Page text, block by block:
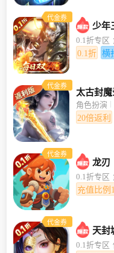
代金券
少年
0.1折专区
0.1折 横
代金券
太古封魔
角色扮演
20倍返利
代金券
龙刃
0.1折专区
充值比例
代金券
0.1折专区